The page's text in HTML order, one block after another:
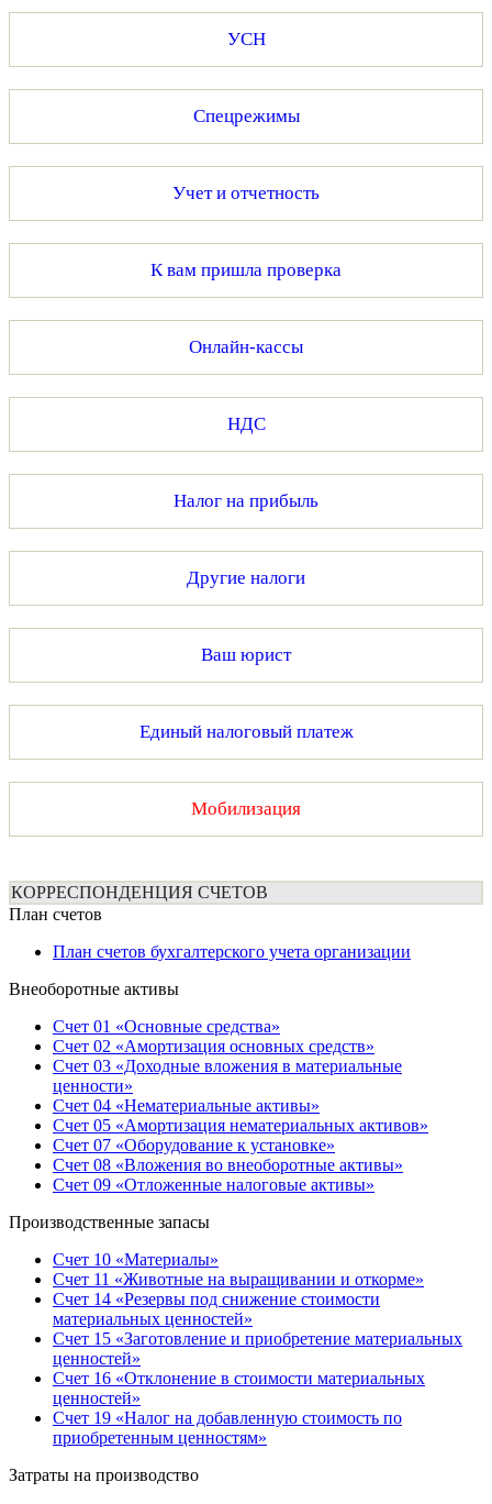
УСН
Спецрежимы
Учет и отчетность
К вам пришла проверка
Онлайн-кассы
НДС
Налог на прибыль
Другие налоги
Ваш юрист
Единый налоговый платеж
Мобилизация
КОРРЕСПОНДЕНЦИЯ СЧЕТОВ
План счетов
План счетов бухгалтерского учета организации
Внеоборотные активы
Счет 01 «Основные средства»
Счет 02 «Амортизация основных средств»
Счет 03 «Доходные вложения в материальные
ценности»
Счет 04 «Нематериальные активы»
Счет 05 «Амортизация нематериальных активов»
Счет 07 «Оборудование к установке»
Счет 08 «Вложения во внеоборотные активы»
Счет 09 «Отложенные налоговые активы»
Производственные запасы
Счет 10 «Материалы»
Счет 11 «Животные на выращивании и откорме»
Счет 14 «Резервы под снижение стоимости
материальных ценностей»
Счет 15 «Заготовление и приобретение материальных
ценностей»
Счет 16 «Отклонение в стоимости материальных
ценностей»
Счет 19 «Налог на добавленную стоимость по
приобретенным ценностям»
Затраты на производство